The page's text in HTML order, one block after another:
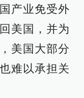
产业免受外
美国，并为
美国大部分
难以承担关